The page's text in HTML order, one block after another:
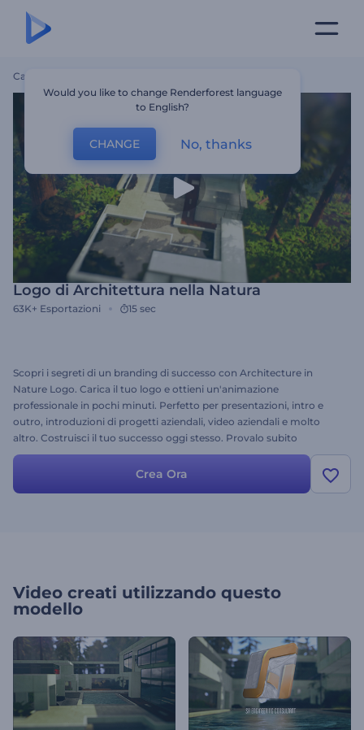
Casa
Logo di Architettura nella Natura
63K+ Esportazioni 15 sec
Scopri i segreti di un branding di successo con Architecture in
Nature Logo. Carica il tuo logo e ottieni un'animazione
professionale in pochi minuti. Perfetto per presentazioni, intro e
outro, introduzioni di progetti aziendali, video aziendali e molto
altro. Costruisci il tuo successo oggi stesso. Provalo subito
gratuitamente!
Crea Ora
Video creati utilizzando questo
modello
Would you like to change Renderforest language
to English?
CHANGE No, thanks